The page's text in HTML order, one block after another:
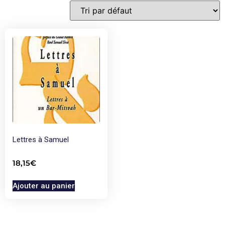
Lettres à Samuel
18,15€
Ajouter au panier